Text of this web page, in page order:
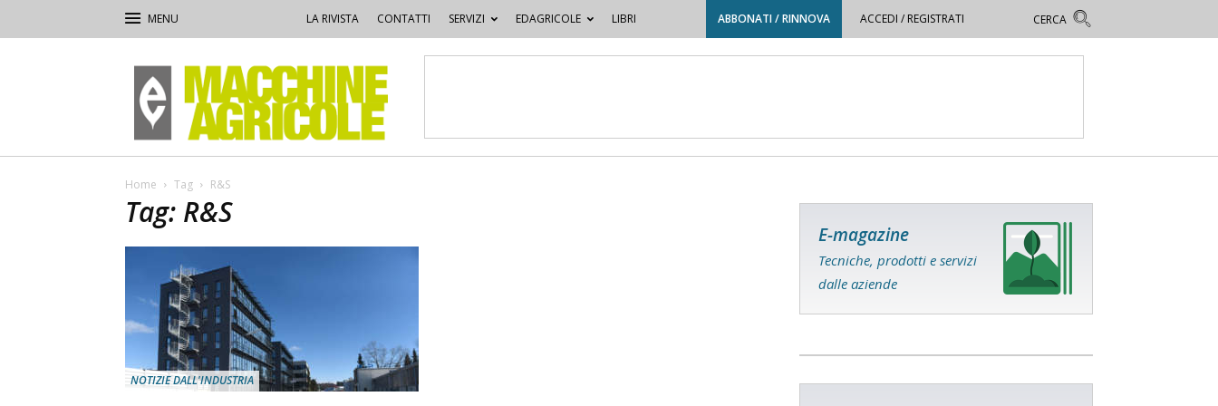
LA RIVISTA CONTATTI SERVIZI EDAGRICOLE LIBRI ABBONATI / RINNOVA ACCEDI / REGISTRATI
Macchine
Agricole
Home Tag R&S
Tag: R&S
NOTIZIE DALL'INDUSTRIA
E-magazine
Tecniche, prodotti e servizi
dalle aziende